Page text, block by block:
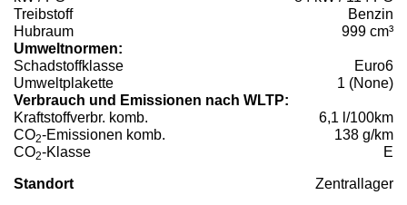
Treibstoff
Benzin
Hubraum
999 cm³
Umweltnormen:
Schadstoffklasse
Euro6
Umweltplakette
1 (None)
Verbrauch und Emissionen nach WLTP:
Kraftstoffverbr. komb.
6,1 l/100km
CO2-Emissionen komb.
138 g/km
CO2-Klasse E
Standort Zentrallager